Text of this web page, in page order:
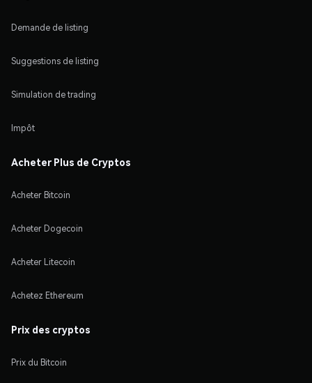
Demande de listing
Suggestions de listing
Simulation de trading
Impôt
Acheter Plus de Cryptos
Acheter Bitcoin
Acheter Dogecoin
Acheter Litecoin
Achetez Ethereum
Prix des cryptos
Prix du Bitcoin